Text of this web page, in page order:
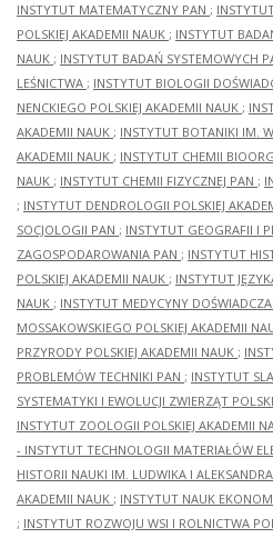
INSTYTUT MATEMATYCZNY PAN ;
POLSKIEJ AKADEMII NAUK ; INSTYTUT
NAUK ; INSTYTUT BADAŃ SYSTEMOWYCH
LEŚNICTWA ; INSTYTUT BIOLOGII
NENCKIEGO POLSKIEJ AKADEMII NAUK ;
AKADEMII NAUK ; INSTYTUT BOTANIKI IM.
AKADEMII NAUK ; INSTYTUT CHEMII
NAUK ; INSTYTUT CHEMII FIZYCZNEJ PAN ;
; INSTYTUT DENDROLOGII POLSKIEJ
SOCJOLOGII PAN ; INSTYTUT GEOGRAFII I
ZAGOSPODAROWANIA PAN ; INSTYTUT
POLSKIEJ AKADEMII NAUK ; INSTYTUT
NAUK ; INSTYTUT MEDYCYNY
MOSSAKOWSKIEGO POLSKIEJ AKADEMII
PRZYRODY POLSKIEJ AKADEMII NAUK ;
PROBLEMÓW TECHNIKI PAN ; INSTYTUT
SYSTEMATYKI I EWOLUCJI ZWIERZĄT
INSTYTUT ZOOLOGII POLSKIEJ AKADEMII
- INSTYTUT TECHNOLOGII MATERIAŁÓW
HISTORII NAUKI IM. LUDWIKA I
AKADEMII NAUK ; INSTYTUT NAUK
; INSTYTUT ROZWOJU WSI I ROLNICTWA